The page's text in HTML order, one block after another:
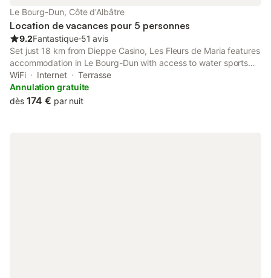
Le Bourg-Dun, Côte d'Albâtre
Location de vacances pour 5 personnes
9.2Fantastique⋅51 avis
Set just 18 km from Dieppe Casino, Les Fleurs de Maria features
accommodation in Le Bourg-Dun with access to water sports
facilities, a garden, as well as private check-in and check-out.
Guests staying at this holiday home have access to a patio.
WiFi Internet
Terrasse
Annulation gratuite
dès 174 € par nuit